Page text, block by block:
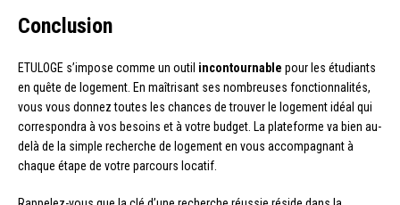
Conclusion
ETULOGE s’impose comme un outil incontournable pour les étudiants
en quête de logement. En maîtrisant ses nombreuses fonctionnalités,
vous vous donnez toutes les chances de trouver le logement idéal qui
correspondra à vos besoins et à votre budget. La plateforme va bien au-
delà de la simple recherche de logement en vous accompagnant à
chaque étape de votre parcours locatif.